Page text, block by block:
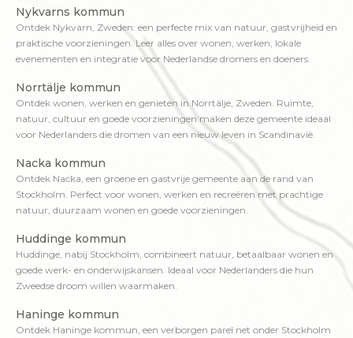
Nykvarns kommun
Ontdek Nykvarn, Zweden: een perfecte mix van natuur, gastvrijheid en
praktische voorzieningen. Leer alles over wonen, werken, lokale
evenementen en integratie voor Nederlandse dromers en doeners.
Norrtälje kommun
Ontdek wonen, werken en genieten in Norrtälje, Zweden. Ruimte,
natuur, cultuur en goede voorzieningen maken deze gemeente ideaal
voor Nederlanders die dromen van een nieuw leven in Scandinavië.
Nacka kommun
Ontdek Nacka, een groene en gastvrije gemeente aan de rand van
Stockholm. Perfect voor wonen, werken en recreëren met prachtige
natuur, duurzaam wonen en goede voorzieningen.
Huddinge kommun
Huddinge, nabij Stockholm, combineert natuur, betaalbaar wonen en
goede werk- en onderwijskansen. Ideaal voor Nederlanders die hun
Zweedse droom willen waarmaken.
Haninge kommun
Ontdek Haninge kommun, een verborgen parel net onder Stockholm